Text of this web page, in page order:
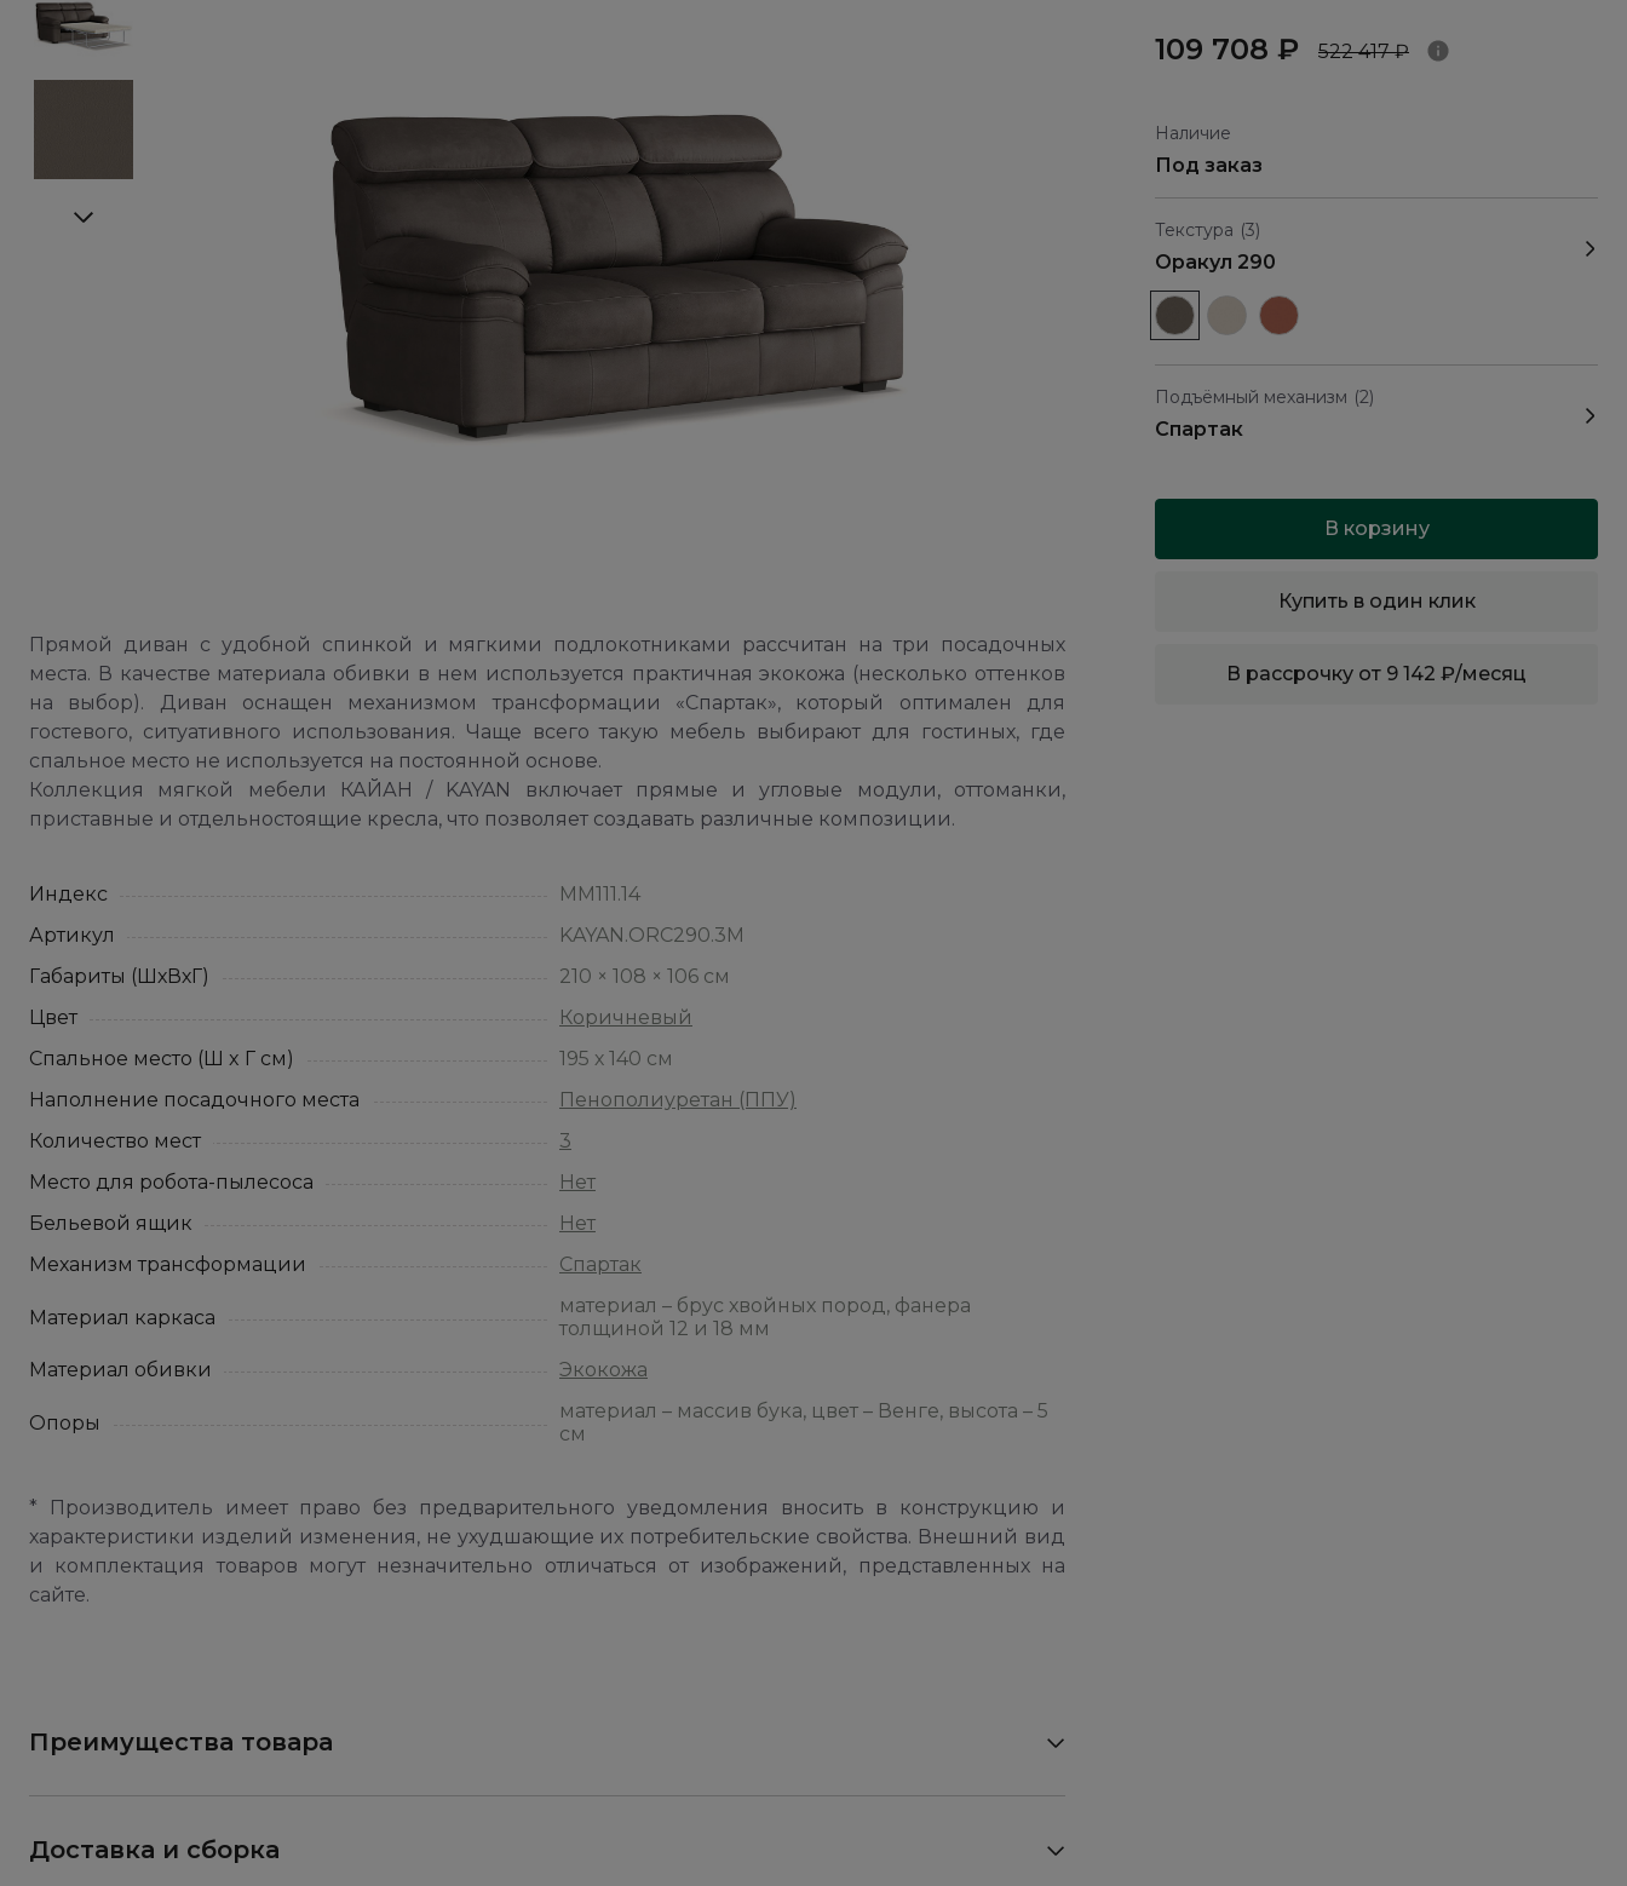
109 708 ₽ 522 417 ₽
Наличие
Под заказ
Текстура (3)
Оракул 290
Подъёмный механизм (2)
Спартак
В корзину
Купить в один клик
В рассрочку от 9 142 ₽/месяц
Прямой диван с удобной спинкой и мягкими подлокотниками рассчитан на три посадочных
места. В качестве материала обивки в нем используется практичная экокожа (несколько оттенков
на выбор). Диван оснащен механизмом трансформации «Спартак», который оптимален для
гостевого, ситуативного использования. Чаще всего такую мебель выбирают для гостиных, где
спальное место не используется на постоянной основе.
Коллекция мягкой мебели КАЙАН / KAYAN включает прямые и угловые модули, оттоманки,
приставные и отдельностоящие кресла, что позволяет создавать различные композиции.
Индекс
ММ111.14
Артикул
KAYAN.ORC290.3М
Габариты (ШхВхГ)
210 × 108 × 106 см
Цвет
Коричневый
Спальное место (Ш x Г см)
195 х 140 см
Наполнение посадочного места
Пенополиуретан (ППУ)
Количество мест
3
Место для робота-пылесоса
Нет
Бельевой ящик
Нет
Механизм трансформации
Спартак
Материал каркаса
материал – брус хвойных пород, фанера
толщиной 12 и 18 мм
Материал обивки
Экокожа
Опоры
материал – массив бука, цвет – Венге, высота – 5
см
* Производитель имеет право без предварительного уведомления вносить в конструкцию и
характеристики изделий изменения, не ухудшающие их потребительские свойства. Внешний вид
и комплектация товаров могут незначительно отличаться от изображений, представленных на
сайте.
Преимущества товара
Доставка и сборка